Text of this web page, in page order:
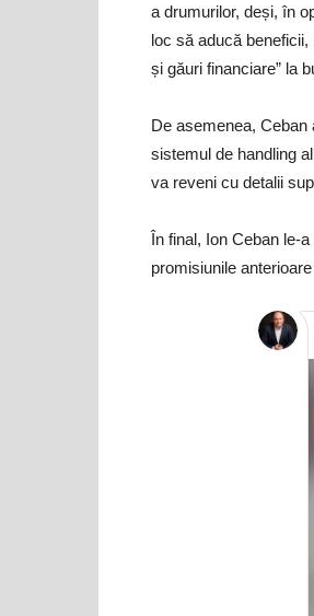
a drumurilor, deși, în
loc să aducă beneficii,
și găuri financiare” la
De asemenea, Ceban
sistemul de handling
va reveni cu detalii
În final, Ion Ceban le-
promisiunile